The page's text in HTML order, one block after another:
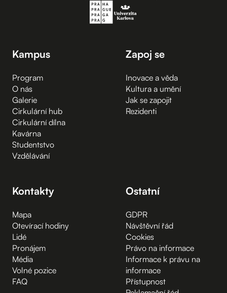
Kampus
Program
O nás
Galerie
Cirkulární hub
Cirkulární dílna
Kavárna
Studentstvo
Vzdělávání
Zapoj se
Inovace a věda
Kultura a umění
Jak se zapojit
Rezidenti
Kontakty
Mapa
Otevírací hodiny
Lidé
Pronájem
Média
Volné pozice
FAQ
Ostatní
GDPR
Návštěvní řád
Cookies
Právo na informace
Informace k právu na
informace
Přístupnost